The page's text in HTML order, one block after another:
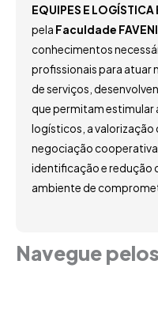
EQUIPES E LOGÍSTICA
pela Faculdade FAVENI
conhecimentos
profissionais para atuar
de serviços,
que permitam estimular
logísticos, a valorização
negociação
identificação e redução
ambiente de
Navegue